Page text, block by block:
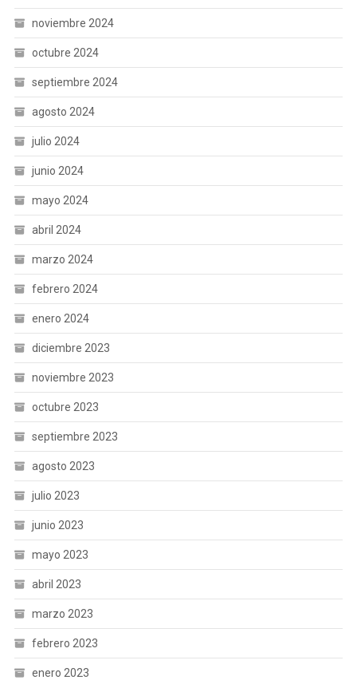
noviembre 2024
octubre 2024
septiembre 2024
agosto 2024
julio 2024
junio 2024
mayo 2024
abril 2024
marzo 2024
febrero 2024
enero 2024
diciembre 2023
noviembre 2023
octubre 2023
septiembre 2023
agosto 2023
julio 2023
junio 2023
mayo 2023
abril 2023
marzo 2023
febrero 2023
enero 2023